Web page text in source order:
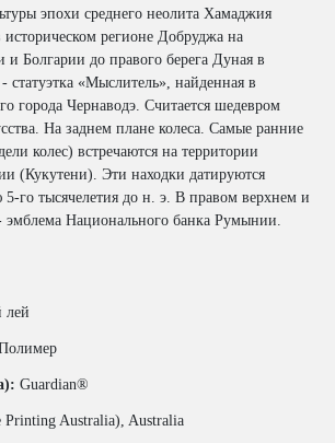
эпохи среднего неолита Хамаджия
историческом регионе Добруджа на
Болгарии до правого берега Дуная в
«Мыслитель», найденная в
города Чернаводэ. Считается шедевром
На заднем плане колеса. Самые ранние
колес) встречаются на территории
(Кукутени). Эти находки датируются
5-го тысячелетия до н. э. В правом верхнем и
Национального банка Румынии.
лей
Guardian®
Printing Australia), Australia